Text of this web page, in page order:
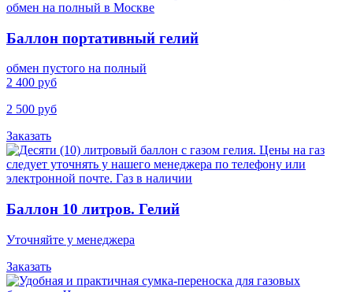
Баллон портативный гелий
обмен пустого на полный
2 400 руб
2 500 руб
Заказать
Баллон 10 литров. Гелий
Уточняйте у менеджера
Заказать